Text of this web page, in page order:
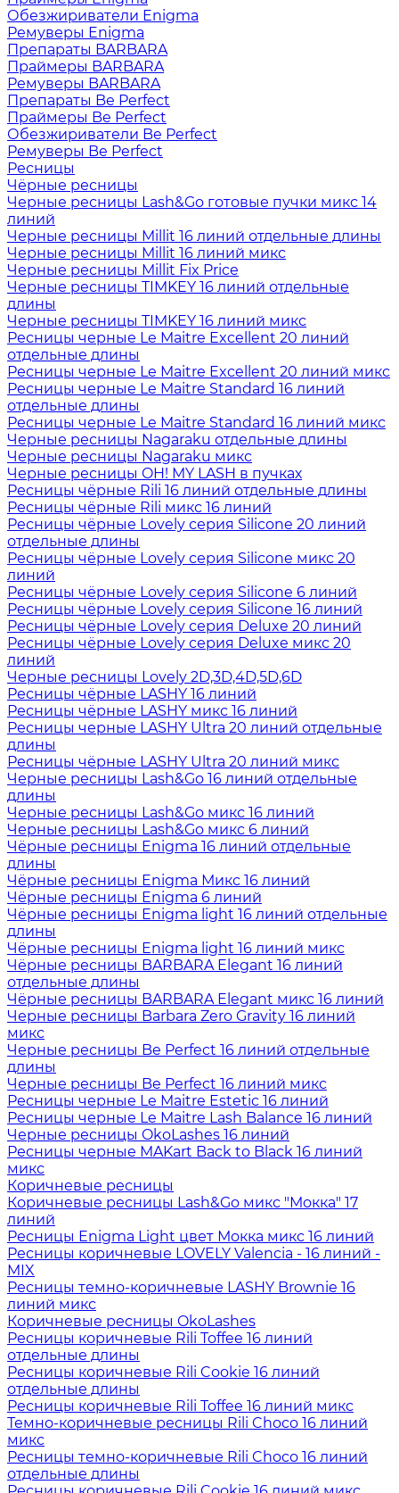
Обезжириватели Enigma
Ремуверы Enigma
Препараты BARBARA
Праймеры BARBARA
Ремуверы BARBARA
Препараты Be Perfect
Праймеры Be Perfect
Обезжириватели Be Perfect
Ремуверы Be Perfect
Ресницы
Чёрные ресницы
Черные ресницы Lash&Go готовые пучки микс 14
линий
Черные ресницы Millit 16 линий отдельные длины
Черные ресницы Millit 16 линий микс
Черные ресницы Millit Fix Price
Черные ресницы TIMKEY 16 линий отдельные
длины
Черные ресницы TIMKEY 16 линий микс
Ресницы черные Le Maitre Excellent 20 линий
отдельные длины
Ресницы черные Le Maitre Excellent 20 линий микс
Ресницы черные Le Maitre Standard 16 линий
отдельные длины
Ресницы черные Le Maitre Standard 16 линий микс
Черные ресницы Nagaraku отдельные длины
Черные ресницы Nagaraku микс
Черные ресницы OH! MY LASH в пучках
Ресницы чёрные Rili 16 линий отдельные длины
Ресницы чёрные Rili микс 16 линий
Ресницы чёрные Lovely серия Silicone 20 линий
отдельные длины
Ресницы чёрные Lovely серия Silicone микс 20
линий
Ресницы чёрные Lovely серия Silicone 6 линий
Ресницы чёрные Lovely серия Silicone 16 линий
Ресницы чёрные Lovely серия Deluxe 20 линий
Ресницы чёрные Lovely серия Deluxe микс 20
линий
Черные ресницы Lovely 2D,3D,4D,5D,6D
Ресницы чёрные LASHY 16 линий
Ресницы чёрные LASHY микс 16 линий
Ресницы черные LASHY Ultra 20 линий отдельные
длины
Ресницы чёрные LASHY Ultra 20 линий микс
Черные ресницы Lash&Go 16 линий отдельные
длины
Черные ресницы Lash&Go микс 16 линий
Черные ресницы Lash&Go микс 6 линий
Чёрные ресницы Enigma 16 линий отдельные
длины
Чёрные ресницы Enigma Микс 16 линий
Чёрные ресницы Enigma 6 линий
Чёрные ресницы Enigma light 16 линий отдельные
длины
Чёрные ресницы Enigma light 16 линий микс
Чёрные ресницы BARBARA Elegant 16 линий
отдельные длины
Чёрные ресницы BARBARA Elegant микс 16 линий
Черные ресницы Barbara Zero Gravity 16 линий
микс
Черные ресницы Be Perfect 16 линий отдельные
длины
Черные ресницы Be Perfect 16 линий микс
Ресницы черные Le Maitre Estetic 16 линий
Ресницы черные Le Maitre Lash Balance 16 линий
Черные ресницы OkoLashes 16 линий
Ресницы черные MAKart Back to Black 16 линий
микс
Коричневые ресницы
Коричневые ресницы Lash&Go микс "Мокка" 17
линий
Ресницы Enigma Light цвет Мокка микс 16 линий
Ресницы коричневые LOVELY Valencia - 16 линий -
MIX
Ресницы темно-коричневые LASHY Brownie 16
линий микс
Коричневые ресницы OkoLashes
Ресницы коричневые Rili Toffee 16 линий
отдельные длины
Ресницы коричневые Rili Cookie 16 линий
отдельные длины
Ресницы коричневые Rili Toffee 16 линий микс
Темно-коричневые ресницы Rili Choco 16 линий
микс
Ресницы темно-коричневые Rili Choco 16 линий
отдельные длины